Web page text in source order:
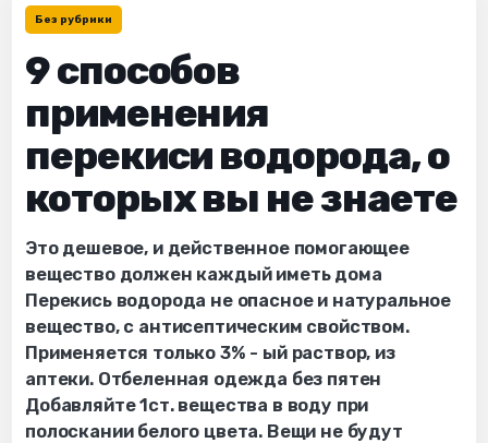
Без рубрики
9 способов
применения
перекиси водорода, о
которых вы не знаете
Это дешевое, и действенное помогающее
вещество должен каждый иметь дома
Перекись водорода не опасное и натуральное
вещество, с антисептическим свойством.
Применяется только 3% - ый раствор, из
аптеки. Отбеленная одежда без пятен
Добавляйте 1ст. вещества в воду при
полоскании белого цвета. Вещи не будут